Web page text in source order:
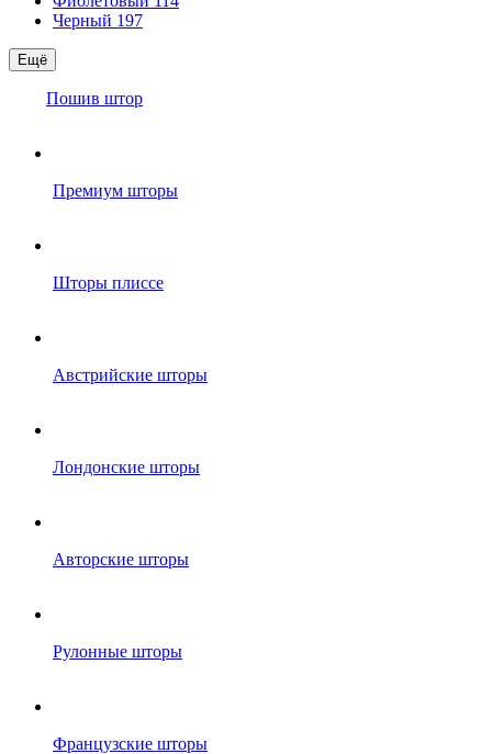
Черный 197
Ещё
Пошив штор
Премиум шторы
Шторы плиссе
Австрийские шторы
Лондонские шторы
Авторские шторы
Рулонные шторы
Французские шторы